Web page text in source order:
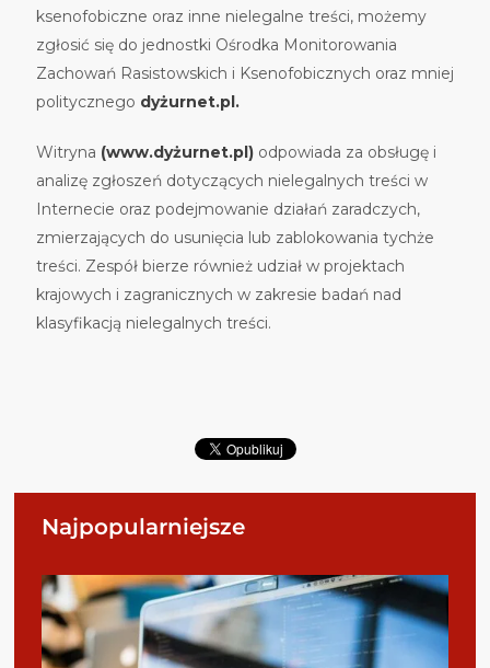
ksenofobiczne oraz inne nielegalne treści, możemy
zgłosić się do jednostki Ośrodka Monitorowania
Zachowań Rasistowskich i Ksenofobicznych oraz mniej
politycznego dyżurnet.pl.
Witryna (www.dyżurnet.pl) odpowiada za obsługę i
analizę zgłoszeń dotyczących nielegalnych treści w
Internecie oraz podejmowanie działań zaradczych,
zmierzających do usunięcia lub zablokowania tychże
treści. Zespół bierze również udział w projektach
krajowych i zagranicznych w zakresie badań nad
klasyfikacją nielegalnych treści.
Najpopularniejsze